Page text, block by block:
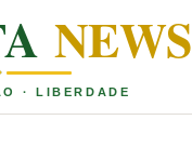
NEWS
· LIBERDADE